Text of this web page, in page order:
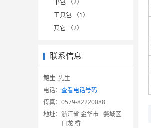
书包 （2）
工具包 （1）
其它 （2）
联系信息
鲍生 先生
电话： 查看电话号码
传真： 0579-82220088
地址： 浙江省 金华市 婺城区
白龙 桥